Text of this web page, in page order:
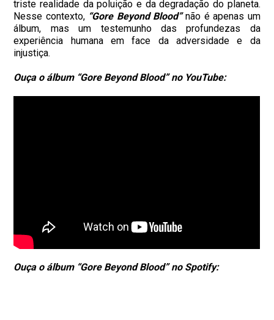
triste realidade da poluição e da degradação do planeta.
Nesse contexto, “Gore Beyond Blood”não é apenas um
álbum, mas um testemunho das profundezas da
experiência humana em face da adversidade e da
injustiça.
Ouça o álbum “Gore Beyond Blood”no YouTube:
Ouça o álbum “Gore Beyond Blood”no Spotify: